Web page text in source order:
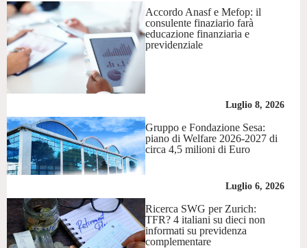
Accordo Anasf e Mefop: il
consulente finaziario farà
educazione finanziaria e
previdenziale
Luglio 8, 2026
Gruppo e Fondazione Sesa:
piano di Welfare 2026-2027 di
circa 4,5 milioni di Euro
Luglio 6, 2026
Ricerca SWG per Zurich:
TFR? 4 italiani su dieci non
informati su previdenza
complementare